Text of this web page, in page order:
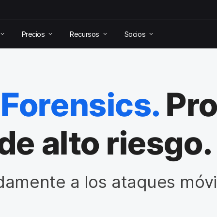
Precios Recursos Socios
alto riesgo.
a los ataques